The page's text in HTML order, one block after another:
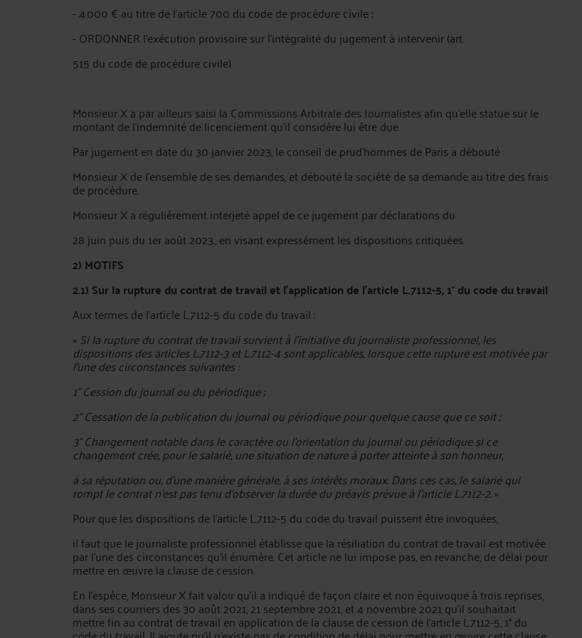
- 4.000 € au titre de l'article 700 du code de procédure civile ;
- ORDONNER l'exécution provisoire sur l'intégralité du jugement à intervenir (art.
515 du code de procédure civile).
Monsieur X a par ailleurs saisi la Commissions Arbitrale des Journalistes afin qu’elle statue sur le
montant de l’indemnité de licenciement qu’il considère lui être due.
Par jugement en date du 30 janvier 2023, le conseil de prud’hommes de Paris a débouté
Monsieur X de l’ensemble de ses demandes, et débouté la société de sa demande au titre des frais
de procédure.
Monsieur X a régulièrement interjeté appel de ce jugement par déclarations du
28 juin puis du 1er août 2023., en visant expressément les dispositions critiquées.
2) MOTIFS
2.1) Sur la rupture du contrat de travail et l’application de l’article L.7112-5, 1° du code du travail
Aux termes de l’article L.7112-5 du code du travail :
« Si la rupture du contrat de travail survient à l'initiative du journaliste professionnel, les
dispositions des articles L.7112-3 et L.7112-4 sont applicables, lorsque cette rupture est motivée par
l'une des circonstances suivantes :
1° Cession du journal ou du périodique ;
2° Cessation de la publication du journal ou périodique pour quelque cause que ce soit ;
3° Changement notable dans le caractère ou l'orientation du journal ou périodique si ce
changement crée, pour le salarié, une situation de nature à porter atteinte à son honneur,
à sa réputation ou, d'une manière générale, à ses intérêts moraux. Dans ces cas, le salarié qui
rompt le contrat n'est pas tenu d'observer la durée du préavis prévue à l'article L.7112-2.»
Pour que les dispositions de l'article L.7112-5 du code du travail puissent être invoquées,
il faut que le journaliste professionnel établisse que la résiliation du contrat de travail est motivée
par l'une des circonstances qu'il énumère. Cet article ne lui impose pas, en revanche, de délai pour
mettre en œuvre la clause de cession.
En l’espèce, Monsieur X fait valoir qu’il a indiqué de façon claire et non équivoque à trois reprises,
dans ses courriers des 30 août 2021, 21 septembre 2021, et 4 novembre 2021 qu’il souhaitait
mettre fin au contrat de travail en application de la clause de cession de l’article L.7112-5, 1° du